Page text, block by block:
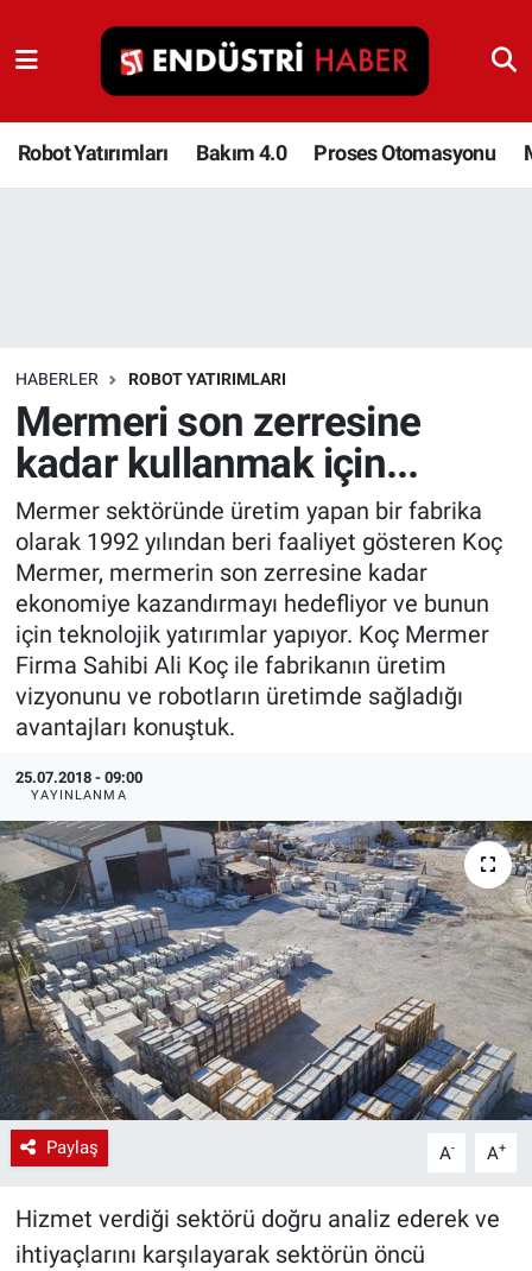
Robot Yatırımları Bakım 4.0 Proses Otomasyonu
HABERLER ROBOT YATIRIMLARI
Mermeri son zerresine
kadar kullanmak için...
Mermer sektöründe üretim yapan bir fabrika
olarak 1992 yılından beri faaliyet gösteren Koç
Mermer, mermerin son zerresine kadar
ekonomiye kazandırmayı hedefliyor ve bunun
için teknolojik yatırımlar yapıyor. Koç Mermer
Firma Sahibi Ali Koç ile fabrikanın üretim
vizyonunu ve robotların üretimde sağladığı
avantajları konuştuk.
25.07.2018 - 09:00
YAYINLANMA
Paylaş A- A+
Hizmet verdiği sektörü doğru analiz ederek ve
ihtiyaçlarını karşılayarak sektörün öncü
Robot Yatırımları
Bakım 4.0
İnşaat ve Malzeme
HaberOrtak
EndüstriST
Enerjisini Üreten Fabrikalar
Endüstri 4.0 Uygulamaları